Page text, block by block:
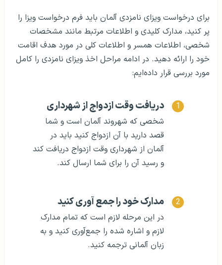
برای درخواست ویزای نامزدی آلمان باید فرم درخواست ویزا را
پر کنید، مدارک کلیدی و اطلاعات مرتبط مانند مشخصات
شخصی، اطلاعات همسر و اطلاعات کلی در مورد هدف اقامت
خود را ارائه دهید. در ادامه مراحل اخذ ویزای نامزدی را کامل
مورد بررسی قرار داده‌ایم:
دریافت وقت ازدواج از شهرداری
شخصی که شهروند آلمان است و شما
قصد دارید با آن ازدواج کنید باید در
آلمان از شهرداری وقت ازدواج دریافت کند
و رسید آن را برای شما ارسال کند.
مدارک خود را جمع آوری کنید
در این مرحله لازم است که تمام مدارک
لازم و اشاره شده را جمع‌آوری کنید و به
زبان آلمانی ترجمه کنید.